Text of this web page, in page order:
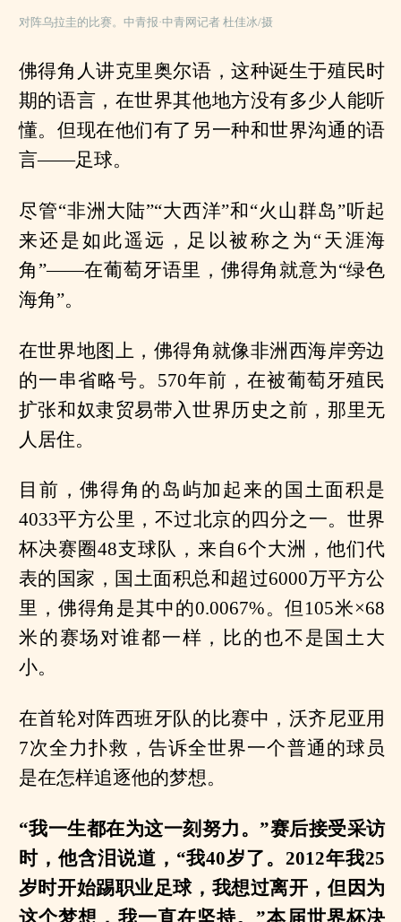
对阵乌拉圭的比赛。中青报·中青网记者 杜佳冰/摄
佛得角人讲克里奥尔语，这种诞生于殖民时
期的语言，在世界其他地方没有多少人能听
懂。但现在他们有了另一种和世界沟通的语
言——足球。
尽管“非洲大陆”“大西洋”和“火山群岛”听起
来还是如此遥远，足以被称之为“天涯海
角”——在葡萄牙语里，佛得角就意为“绿色
海角”。
在世界地图上，佛得角就像非洲西海岸旁边
的一串省略号。570年前，在被葡萄牙殖民
扩张和奴隶贸易带入世界历史之前，那里无
人居住。
目前，佛得角的岛屿加起来的国土面积是
4033平方公里，不过北京的四分之一。世界
杯决赛圈48支球队，来自6个大洲，他们代
表的国家，国土面积总和超过6000万平方公
里，佛得角是其中的0.0067%。但105米×68
米的赛场对谁都一样，比的也不是国土大
小。
在首轮对阵西班牙队的比赛中，沃齐尼亚用
7次全力扑救，告诉全世界一个普通的球员
是在怎样追逐他的梦想。
“我一生都在为这一刻努力。”赛后接受采访
时，他含泪说道，“我40岁了。2012年我25
岁时开始踢职业足球，我想过离开，但因为
这个梦想，我一直在坚持。”本届世界杯决